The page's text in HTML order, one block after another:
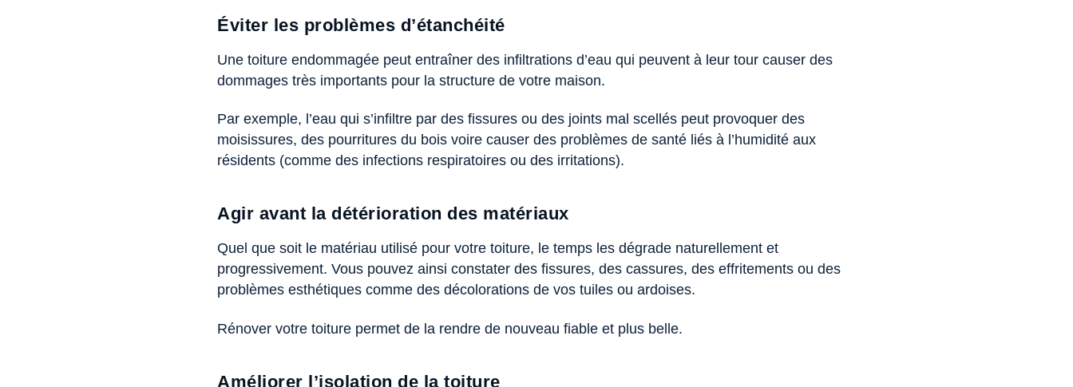
Éviter les problèmes d’étanchéité
Une toiture endommagée peut entraîner des infiltrations d’eau qui peuvent à leur tour causer des
dommages très importants pour la structure de votre maison.
Par exemple, l’eau qui s’infiltre par des fissures ou des joints mal scellés peut provoquer des
moisissures, des pourritures du bois voire causer des problèmes de santé liés à l’humidité aux
résidents (comme des infections respiratoires ou des irritations).
Agir avant la détérioration des matériaux
Quel que soit le matériau utilisé pour votre toiture, le temps les dégrade naturellement et
progressivement. Vous pouvez ainsi constater des fissures, des cassures, des effritements ou des
problèmes esthétiques comme des décolorations de vos tuiles ou ardoises.
Rénover votre toiture permet de la rendre de nouveau fiable et plus belle.
Améliorer l’isolation de la toiture